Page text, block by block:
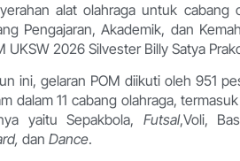
alat olahraga untuk cabang
Pengajaran, Akademik, dan
UKSW 2026 Silvester Billy Satya
ini, gelaran POM diikuti oleh 951
dalam 11 cabang olahraga,
yaitu Sepakbola, Futsal,Voli,
dan Dance.